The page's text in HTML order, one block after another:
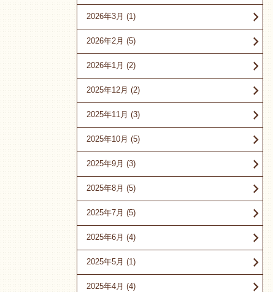
2026年3月 (1)
2026年2月 (5)
2026年1月 (2)
2025年12月 (2)
2025年11月 (3)
2025年10月 (5)
2025年9月 (3)
2025年8月 (5)
2025年7月 (5)
2025年6月 (4)
2025年5月 (1)
2025年4月 (4)